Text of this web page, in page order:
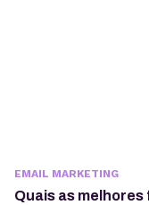
EMAIL MARKETING
Quais as